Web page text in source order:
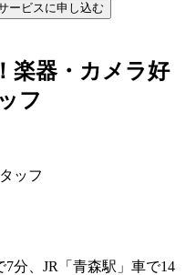
ービスに申し込む
楽器・カメラ好
フ
ッフ
分、JR「青森駅」車で14